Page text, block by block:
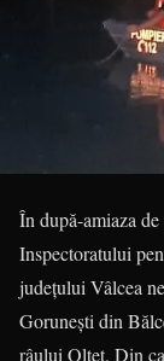
În după-amiaza
Inspectoratului
județului Vâlcea
Gorunești din
râului Olteț. Din